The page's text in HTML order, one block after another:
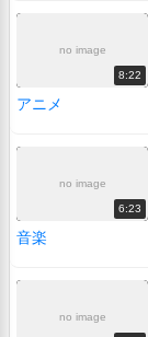
no image
8:22
アニメ
no image
6:23
音楽
no image